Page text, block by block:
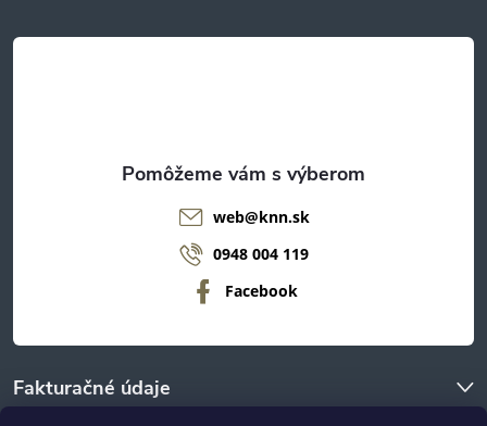
t
Fakturačné údaje
web@knn.sk
0948 004 119
Facebook